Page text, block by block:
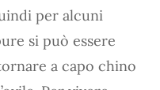
per alcuni
si può essere
a capo chino